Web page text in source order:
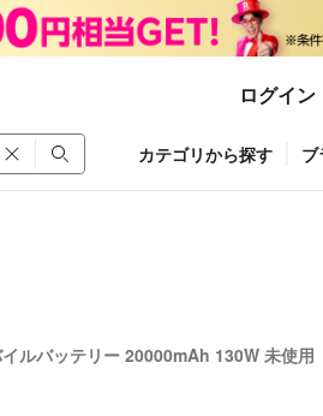
ログイン
カテゴリから探す
ルバッテリー 20000mAh 130W 未使用